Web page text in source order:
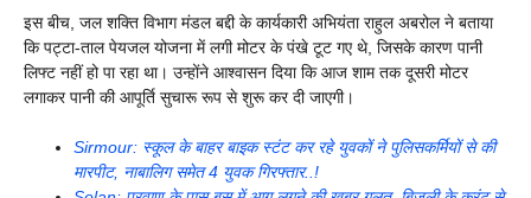
इस बीच, जल शक्ति विभाग मंडल बद्दी के कार्यकारी अभियंता राहुल अबरोल ने बताया
कि पट्टा-ताल पेयजल योजना में लगी मोटर के पंखे टूट गए थे, जिसके कारण पानी
लिफ्ट नहीं हो पा रहा था। उन्होंने आश्वासन दिया कि आज शाम तक दूसरी मोटर
लगाकर पानी की आपूर्ति सुचारू रूप से शुरू कर दी जाएगी।
Sirmour: स्कूल के बाहर बाइक स्टंट कर रहे युवकों ने पुलिसकर्मियों से की
मारपीट, नाबालिग समेत 4 युवक गिरफ्तार..!